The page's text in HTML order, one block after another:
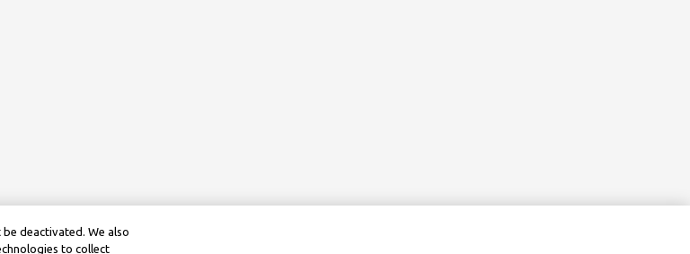
be deactivated. We also
to collect